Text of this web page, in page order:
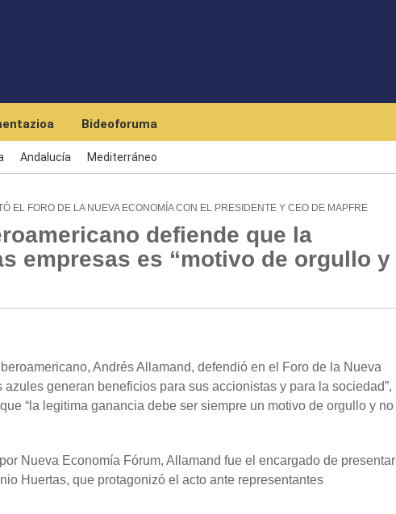
Bideoforuma
Andalucía Mediterráneo
EL FORO DE LA NUEVA ECONOMÍA CON EL PRESIDENTE Y CEO DE MAPFRE
defiende que la
empresas es “motivo de orgullo y
Andrés Allamand, defendió en el Foro de la Nueva
generan beneficios para sus accionistas y para la sociedad”,
“la legitima ganancia debe ser siempre un motivo de orgullo y no
Nueva Economía Fórum, Allamand fue el encargado de presentar
Huertas, que protagonizó el acto ante representantes